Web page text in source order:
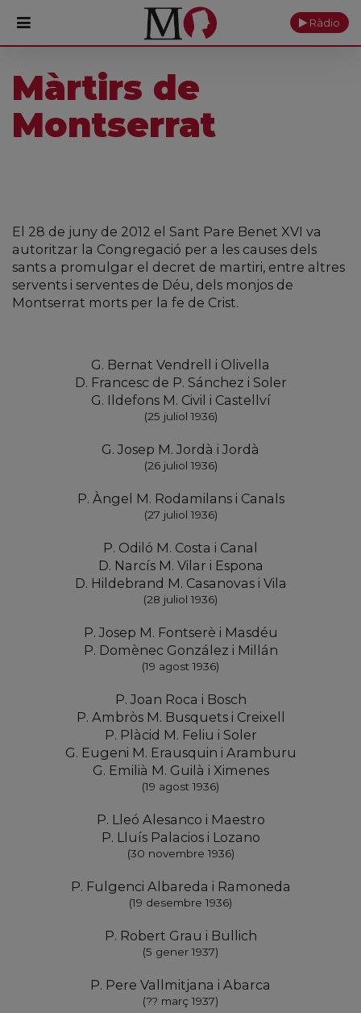
PORTADA
Monestir
Fundació
Visita'ns
Ofrenes
Ràdio
Màrtirs de
Montserrat
El 28 de juny de 2012 el Sant Pare Benet XVI va
autoritzar la Congregació per a les causes dels
sants a promulgar el decret de martiri, entre altres
servents i serventes de Déu, dels monjos de
Montserrat morts per la fe de Crist.
G. Bernat Vendrell i Olivella
D. Francesc de P. Sánchez i Soler
G. Ildefons M. Civil i Castellví
(25 juliol 1936)
G. Josep M. Jordà i Jordà
(26 juliol 1936)
P. Àngel M. Rodamilans i Canals
(27 juliol 1936)
P. Odiló M. Costa i Canal
D. Narcís M. Vilar i Espona
D. Hildebrand M. Casanovas i Vila
(28 juliol 1936)
P. Josep M. Fontserè i Masdéu
P. Domènec González i Millán
(19 agost 1936)
P. Joan Roca i Bosch
P. Ambròs M. Busquets i Creixell
P. Plàcid M. Feliu i Soler
G. Eugeni M. Erausquin i Aramburu
G. Emilià M. Guilà i Ximenes
(19 agost 1936)
P. Lleó Alesanco i Maestro
P. Lluís Palacios i Lozano
(30 novembre 1936)
P. Fulgenci Albareda i Ramoneda
(19 desembre 1936)
P. Robert Grau i Bullich
(5 gener 1937)
P. Pere Vallmitjana i Abarca
(?? març 1937)